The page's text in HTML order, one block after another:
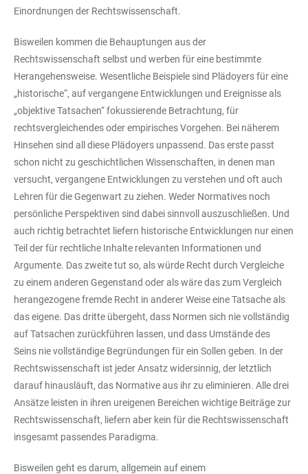
Einordnungen der Rechtswissenschaft.
Bisweilen kommen die Behauptungen aus der
Rechtswissenschaft selbst und werben für eine bestimmte
Herangehensweise. Wesentliche Beispiele sind Plädoyers für eine
„historische“, auf vergangene Entwicklungen und Ereignisse als
„objektive Tatsachen“ fokussierende Betrachtung, für
rechtsvergleichendes oder empirisches Vorgehen. Bei näherem
Hinsehen sind all diese Plädoyers unpassend. Das erste passt
schon nicht zu geschichtlichen Wissenschaften, in denen man
versucht, vergangene Entwicklungen zu verstehen und oft auch
Lehren für die Gegenwart zu ziehen. Weder Normatives noch
persönliche Perspektiven sind dabei sinnvoll auszuschließen. Und
auch richtig betrachtet liefern historische Entwicklungen nur einen
Teil der für rechtliche Inhalte relevanten Informationen und
Argumente. Das zweite tut so, als würde Recht durch Vergleiche
zu einem anderen Gegenstand oder als wäre das zum Vergleich
herangezogene fremde Recht in anderer Weise eine Tatsache als
das eigene. Das dritte übergeht, dass Normen sich nie vollständig
auf Tatsachen zurückführen lassen, und dass Umstände des
Seins nie vollständige Begründungen für ein Sollen geben. In der
Rechtswissenschaft ist jeder Ansatz widersinnig, der letztlich
darauf hinausläuft, das Normative aus ihr zu eliminieren. Alle drei
Ansätze leisten in ihren ureigenen Bereichen wichtige Beiträge zur
Rechtswissenschaft, liefern aber kein für die Rechtswissenschaft
insgesamt passendes Paradigma.
Bisweilen geht es darum, allgemein auf einem